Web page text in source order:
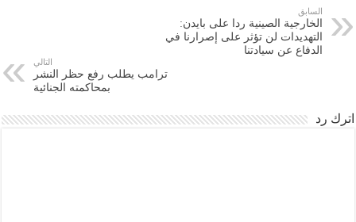
السابق
الخارجية الصينية ردا على بايدن:
التهديدات لن تؤثر على إصرارنا في
الدفاع عن سيادتنا
التالي
ترامب يطلب رفع حظر النشر
بمحاكمته الجنائية‎
اترك رد